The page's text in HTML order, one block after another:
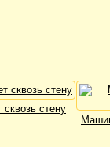
стену